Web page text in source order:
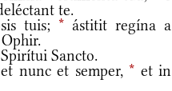
te.
tuis; * ástitit regína a
Sancto.
nunc et semper, * et in